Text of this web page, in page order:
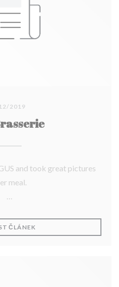
2019
and took great pictures
meal.
ČLÁNEK((OTEVŘE SE V NOVÉM